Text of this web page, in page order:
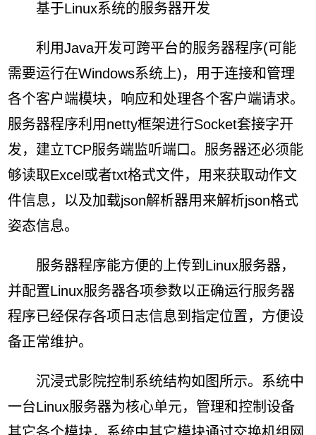
基于Linux系统的服务器开发
利用Java开发可跨平台的服务器程序(可能
需要运行在Windows系统上)，用于连接和管理
各个客户端模块，响应和处理各个客户端请求。
服务器程序利用netty框架进行Socket套接字开
发，建立TCP服务端监听端口。服务器还必须能
够读取Excel或者txt格式文件，用来获取动作文
件信息，以及加载json解析器用来解析json格式
姿态信息。
服务器程序能方便的上传到Linux服务器，
并配置Linux服务器各项参数以正确运行服务器
程序已经保存各项日志信息到指定位置，方便设
备正常维护。
沉浸式影院控制系统结构如图所示。系统中
一台Linux服务器为核心单元，管理和控制设备